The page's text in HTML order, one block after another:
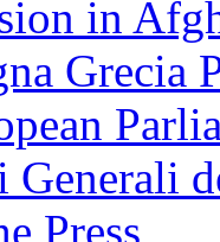
in
Grecia
Generali
Press